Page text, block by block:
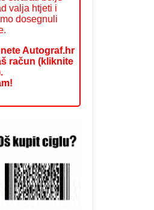
valja htjeti i
dosegnuli
Autograf.hr
račun (kliknite